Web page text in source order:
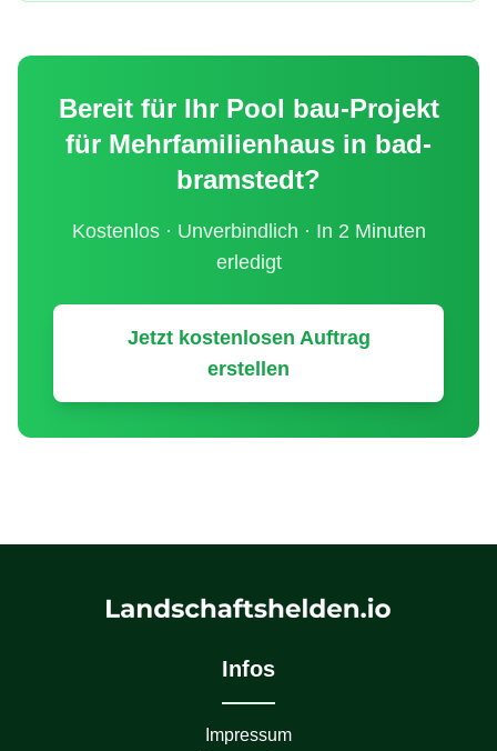
Bereit für Ihr Pool bau-Projekt
für Mehrfamilienhaus in bad-
bramstedt?
Kostenlos · Unverbindlich · In 2 Minuten
erledigt
Jetzt kostenlosen Auftrag
erstellen
Infos
Impressum